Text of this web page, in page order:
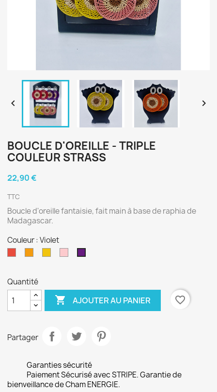
 
BOUCLE D'OREILLE - TRIPLE
COULEUR STRASS
22,90 €
TTC
Boucle d'oreille fantaisie, fait main à base de raphia de
Madagascar.
Couleur : Violet
Quantité
 AJOUTER AU PANIER favorite_border
Partager
Garanties sécurité
Paiement Sécurisé avec STRIPE. Garantie de
bienveillance de Cham ENERGIE.